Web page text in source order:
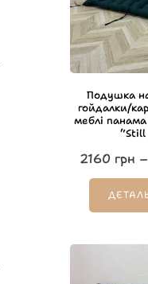
Подушка
гойдалки/
меблі
“Still
2160 грн –